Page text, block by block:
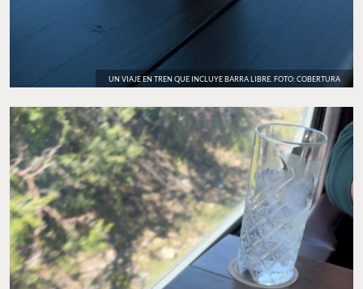
UN VIAJE EN TREN QUE INCLUYE BARRA LIBRE. FOTO: COBERTURA